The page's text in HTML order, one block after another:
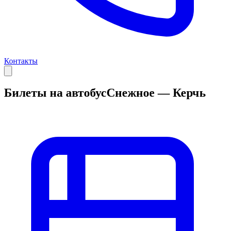
Контакты
Билеты на автобусСнежное — Керчь